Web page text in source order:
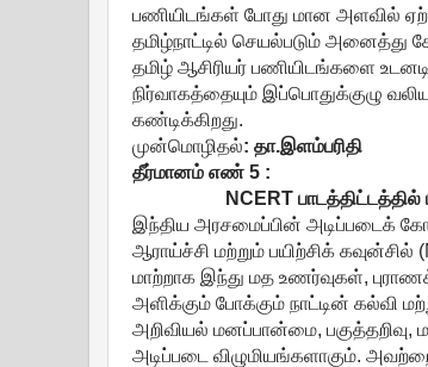
பணியிடங்கள் போது மான அளவில்
தமிழ்நாட்டில் செயல்படும் அனைத்து
தமிழ் ஆசிரியர் பணியிடங்களை
நிர்வாகத்தையும் இப்பொதுக்குழு
கண்டிக்கிறது.
முன்மொழிதல்: தா.இளம்பரிதி
தீர்மானம் எண்5 :
NCERT
இந்திய அரசமைப்பின் அடிப்படைக்
ஆராய்ச்சி மற்றும் பயிற்சிக்
மாற்றாக இந்து மத உணர்வுகள்,
அளிக்கும் போக்கும் நாட்டின் கல்வி
அறிவியல் மனப்பான்மை, பகுத்தறிவு,
அடிப்படை விழுமியங்களாகும்.